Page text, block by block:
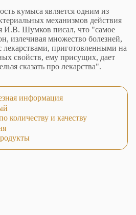
кумыса является одним из
механизмов действия
И.В. Шумков писал, что "самое
излечивая множество болезней,
лекарствами, приготовленными на
свойств, ему присущих, дает
сказать про лекарства".
информация
количеству и качеству